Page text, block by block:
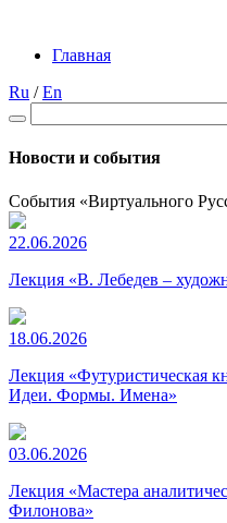
Главная
Ru /En
Новости и события
События «Виртуального
22.06.2026
Лекция «В. Лебедев –
18.06.2026
Лекция «Футуристическая
Идеи. Формы. Имена»
03.06.2026
Лекция «Мастера
Филонова»